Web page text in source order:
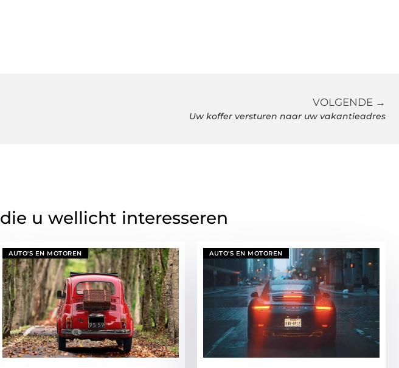
VOLGENDE →
Uw koffer versturen naar uw vakantieadres
die u wellicht interesseren
AUTO'S EN MOTOREN AUTO'S EN MOTOREN